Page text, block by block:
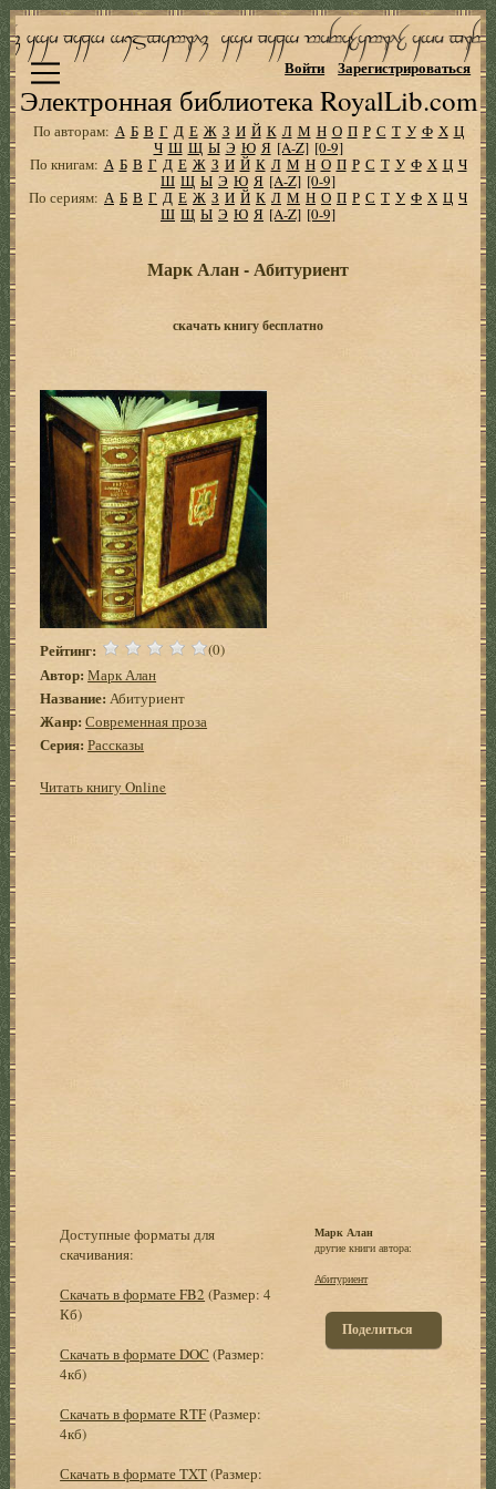
Электронная библиотека RoyalLib.com
Войти Зарегистрироваться
По авторам: А Б В Г Д Е Ж З И Й К Л М Н О П Р С Т У Ф Х Ц
Ч Ш Щ Ы Э Ю Я [A-Z] [0-9]
По книгам: А Б В Г Д Е Ж З И Й К Л М Н О П Р С Т У Ф Х Ц Ч
Ш Щ Ы Э Ю Я [A-Z] [0-9]
По сериям: А Б В Г Д Е Ж З И Й К Л М Н О П Р С Т У Ф Х Ц Ч
Ш Щ Ы Э Ю Я [A-Z] [0-9]
Марк Алан - Абитуриент
скачать книгу бесплатно
Рейтинг: (0)
Автор: Марк Алан
Название: Абитуриент
Жанр: Современная проза
Серия: Рассказы
Читать книгу Online
Доступные форматы для
скачивания:
Скачать в формате FB2 (Размер: 4
Кб)
Скачать в формате DOC (Размер:
4кб)
Скачать в формате RTF(Размер:
4кб)
Скачать в формате TXT(Размер:
Марк Алан
другие книги автора:
Абитуриент
Поделиться